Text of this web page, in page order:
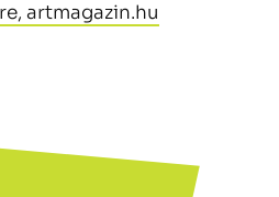
artmagazin.hu